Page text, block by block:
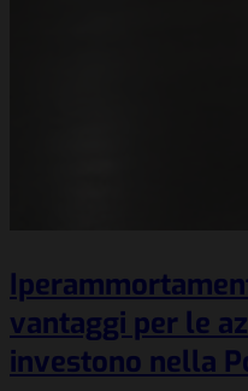
vantaggi per le
investono nella